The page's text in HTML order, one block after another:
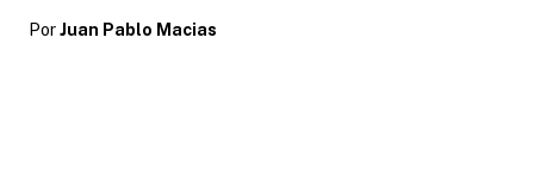
Por Juan Pablo Macias